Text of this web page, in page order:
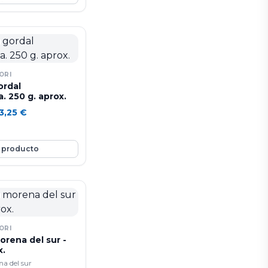
y de sabor dulce
250 g. aprox.
€
producto
del sur -
del sur